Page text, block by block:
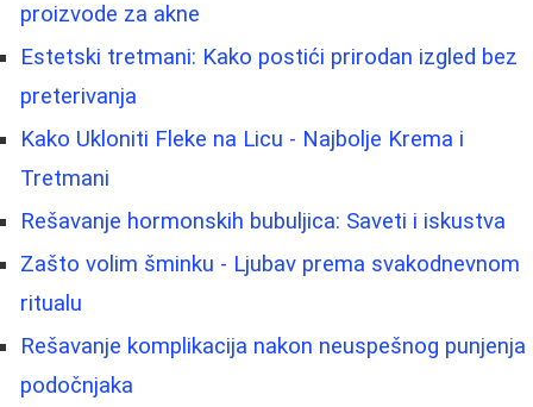
proizvode za akne
Estetski tretmani: Kako postići prirodan izgled bez
preterivanja
Kako Ukloniti Fleke na Licu - Najbolje Krema i
Tretmani
Rešavanje hormonskih bubuljica: Saveti i iskustva
Zašto volim šminku - Ljubav prema svakodnevnom
ritualu
Rešavanje komplikacija nakon neuspešnog punjenja
podočnjaka